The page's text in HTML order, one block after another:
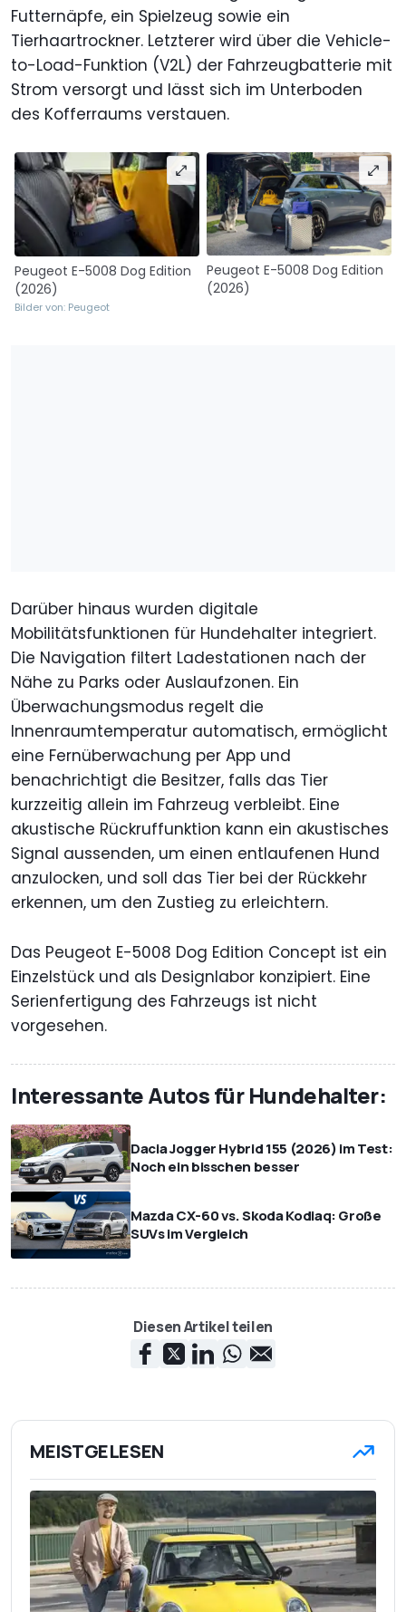
Futternäpfe, ein Spielzeug sowie ein
Tierhaartrockner. Letzterer wird über die Vehicle-
to-Load-Funktion (V2L) der Fahrzeugbatterie mit
Strom versorgt und lässt sich im Unterboden
des Kofferraums verstauen.
Peugeot E-5008 Dog Edition
(2026)
Bilder von: Peugeot
Peugeot E-5008 Dog Edition
(2026)
Darüber hinaus wurden digitale
Mobilitätsfunktionen für Hundehalter integriert.
Die Navigation filtert Ladestationen nach der
Nähe zu Parks oder Auslaufzonen. Ein
Überwachungsmodus regelt die
Innenraumtemperatur automatisch, ermöglicht
eine Fernüberwachung per App und
benachrichtigt die Besitzer, falls das Tier
kurzzeitig allein im Fahrzeug verbleibt. Eine
akustische Rückruffunktion kann ein akustisches
Signal aussenden, um einen entlaufenen Hund
anzulocken, und soll das Tier bei der Rückkehr
erkennen, um den Zustieg zu erleichtern.
Das Peugeot E-5008 Dog Edition Concept ist ein
Einzelstück und als Designlabor konzipiert. Eine
Serienfertigung des Fahrzeugs ist nicht
vorgesehen.
Interessante Autos für Hundehalter:
Dacia Jogger Hybrid 155 (2026) im Test:
Noch ein bisschen besser
Mazda CX-60 vs. Skoda Kodiaq: Große
SUVs im Vergleich
Diesen Artikel teilen
MEISTGELESEN